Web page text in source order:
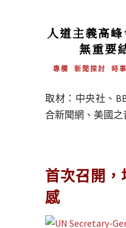
人道主義高
無重要
專欄 新聞探討 時事
取材：中央社、
合新聞網、美國之
首次召開
感